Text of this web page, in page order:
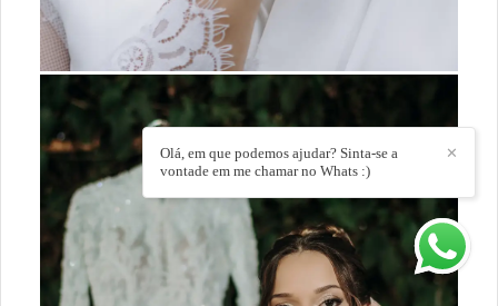
✕
Olá, em que podemos ajudar? Sinta-se a
vontade em me chamar no Whats :)